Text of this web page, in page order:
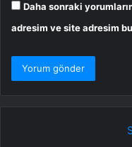
Daha sonraki
adresim ve site adresim